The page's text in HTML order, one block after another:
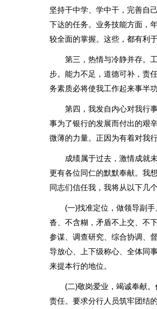
坚持干中学、学中干，完善自
下达的任务。业务技能方面，
较全面的掌握。这些，都有利
第三，热情与冷静并存。
步。能力不足，道德可补，责
务素质必将使我工作起来事半功
第四，我发自内心对我行
事为了银行的发展而付出的艰
微薄的力量。正因为有着对我行
成绩属于过去，激情成就
更有各位同仁的默默奉献。我
同志们信任我，我将从以下几
(一)找准定位，做领导副
沓、不含糊，矛盾不上交、不
参谋、调查研究、综合协调、
导放心、上下级称心、全体同
来提本行的地位。
(二)敬岗爱业，竭诚奉献
责任。要求分行人员筑牢团结